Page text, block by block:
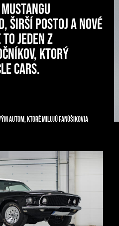
širší postoj a nové
to jeden z
ktorý
cars.
autom, ktoré milujú fanúšikovia